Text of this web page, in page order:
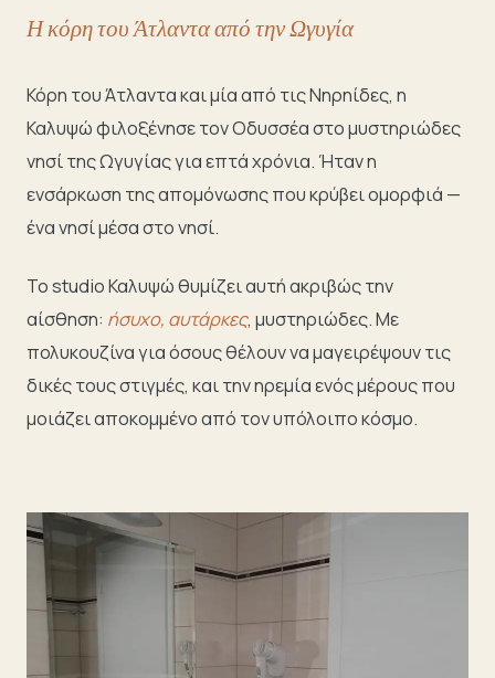
Η κόρη του Άτλαντα από την Ωγυγία
Κόρη του Άτλαντα και μία από τις Νηρηίδες, η
Καλυψώ φιλοξένησε τον Οδυσσέα στο μυστηριώδες
νησί της Ωγυγίας για επτά χρόνια. Ήταν η
ενσάρκωση της απομόνωσης που κρύβει ομορφιά —
ένα νησί μέσα στο νησί.
Το studio Καλυψώ θυμίζει αυτή ακριβώς την
αίσθηση: ήσυχο, αυτάρκες, μυστηριώδες. Με
πολυκουζίνα για όσους θέλουν να μαγειρέψουν τις
δικές τους στιγμές, και την ηρεμία ενός μέρους που
μοιάζει αποκομμένο από τον υπόλοιπο κόσμο.